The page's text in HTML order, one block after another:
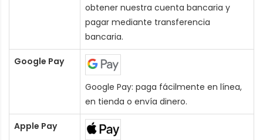
obtener nuestra cuenta bancaria y
pagar mediante transferencia
bancaria.
Google Pay
Google Pay: paga fácilmente en línea,
en tienda o envía dinero.
Apple Pay